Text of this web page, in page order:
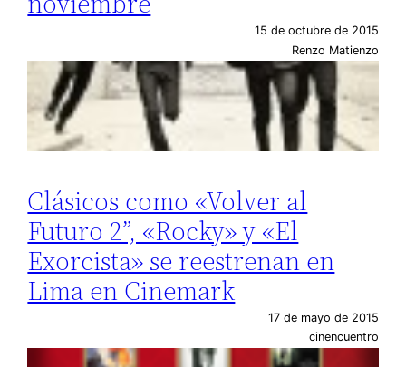
15 de octubre de 2015
Renzo Matienzo
Clásicos como «Volver al
Futuro 2”, «Rocky» y «El
Exorcista» se reestrenan en
Lima en Cinemark
17 de mayo de 2015
cinencuentro